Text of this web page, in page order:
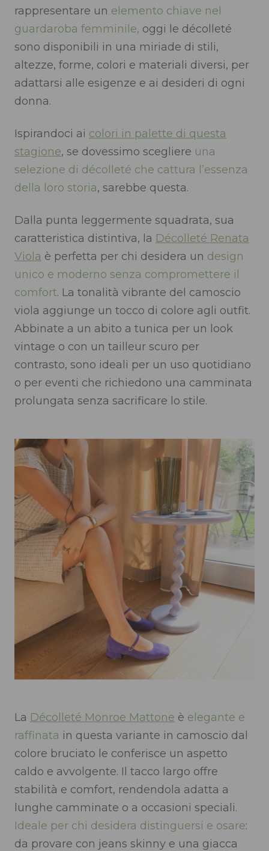
rappresentare un elemento chiave nel
guardaroba femminile, oggi le décolleté
sono disponibili in una miriade di stili,
altezze, forme, colori e materiali diversi, per
adattarsi alle esigenze e ai desideri di ogni
donna.
Ispirandoci ai colori in palette di questa
stagione, se dovessimo scegliere una
selezione di décolleté che cattura l’essenza
della loro storia, sarebbe questa.
Dalla punta leggermente squadrata, sua
caratteristica distintiva, la Décolleté Renata
Viola è perfetta per chi desidera un design
unico e moderno senza compromettere il
comfort. La tonalità vibrante del camoscio
viola aggiunge un tocco di colore agli outfit.
Abbinate a un abito a tunica per un look
vintage o con un tailleur scuro per
contrasto, sono ideali per un uso quotidiano
o per eventi che richiedono una camminata
prolungata senza sacrificare lo stile.
La Décolleté Monroe Mattone è elegante e
raffinata in questa variante in camoscio dal
colore bruciato le conferisce un aspetto
caldo e avvolgente. Il tacco largo offre
stabilità e comfort, rendendola adatta a
lunghe camminate o a occasioni speciali.
Ideale per chi desidera distinguersi e osare:
da provare con jeans skinny e una giacca